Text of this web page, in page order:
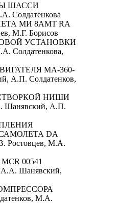
ШАССИ
Солдатенкова
МИ 8АМТ RA
М.Г. Борисов
УСТАНОВКИ
Солдатенкова,
МА-360-
А.П. Солдатенков,
НИШИ
А.П.
DA
Ростовцев, М.А.
00541
Шанявский,
М.А.